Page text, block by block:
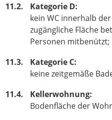
11.2.
Kategorie D:
kein WC innerhalb
zugängliche Fläche
Personen mitbenützt;
11.3.
Kategorie C:
keine zeitgemäße
11.4.
Kellerwohnung:
Bodenfläche der